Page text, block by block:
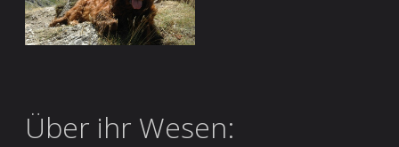
Über ihr Wesen: